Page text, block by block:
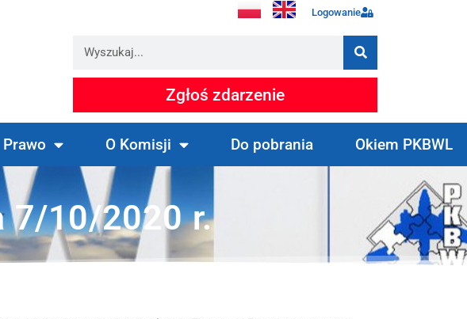
Logowanie
Zgłoś zdarzenie
Prawo O Komisji Do pobrania Okiem PKBWL
7/10/2020 r.